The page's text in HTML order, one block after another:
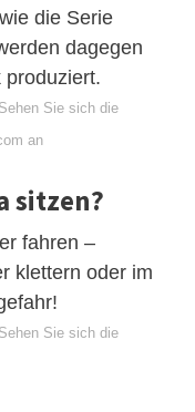
die Serie
dagegen
produziert.
Sehen Sie sich die
an
sitzen?
fahren –
klettern oder im
Sehen Sie sich die